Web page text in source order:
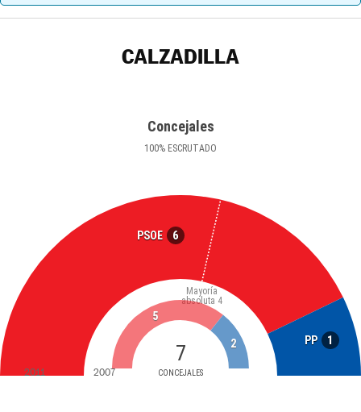
CALZADILLA
Concejales
100% ESCRUTADO
PSOE 6
PP 1
7
CONCEJALES
Mayoría
absoluta 4
5
2
2011 2007